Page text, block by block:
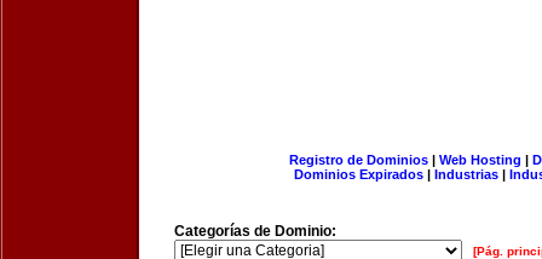
Registro de Dominios| Web Hosting |
Dominios Expirados | Industrias |
Categorías de Dominio:
[Pág.